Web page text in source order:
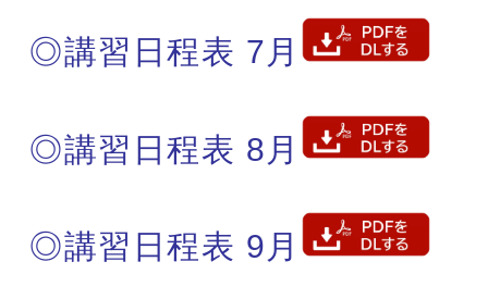
◎講習日程表 7月
◎講習日程表 8月
◎講習日程表 9月